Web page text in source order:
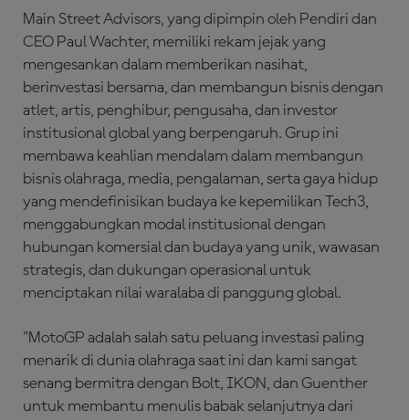
Main Street Advisors, yang dipimpin oleh Pendiri dan
CEO Paul Wachter, memiliki rekam jejak yang
mengesankan dalam memberikan nasihat,
berinvestasi bersama, dan membangun bisnis dengan
atlet, artis, penghibur, pengusaha, dan investor
institusional global yang berpengaruh. Grup ini
membawa keahlian mendalam dalam membangun
bisnis olahraga, media, pengalaman, serta gaya hidup
yang mendefinisikan budaya ke kepemilikan Tech3,
menggabungkan modal institusional dengan
hubungan komersial dan budaya yang unik, wawasan
strategis, dan dukungan operasional untuk
menciptakan nilai waralaba di panggung global.
"MotoGP adalah salah satu peluang investasi paling
menarik di dunia olahraga saat ini dan kami sangat
senang bermitra dengan Bolt, IKON, dan Guenther
untuk membantu menulis babak selanjutnya dari